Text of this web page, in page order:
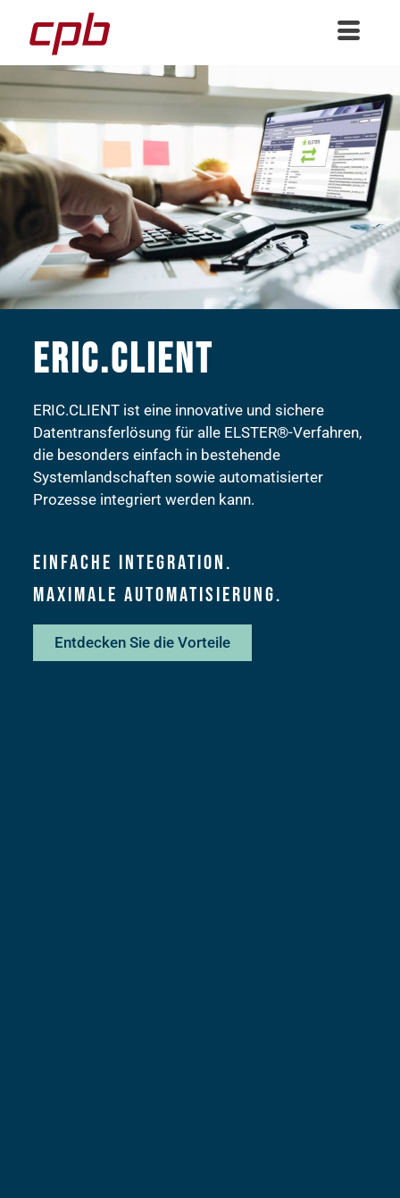
ERIC.Client
ERIC.CLIENT ist eine innovative und sichere
Datentransferlösung für alle ELSTER®-Verfahren,
die besonders einfach in bestehende
Systemlandschaften sowie automatisierter
Prozesse integriert werden kann.
Einfache Integration.
Maximale Automatisierung.
Entdecken Sie die Vorteile